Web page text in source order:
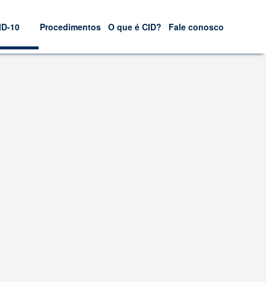
10 Procedimentos O que é CID? Fale conosco